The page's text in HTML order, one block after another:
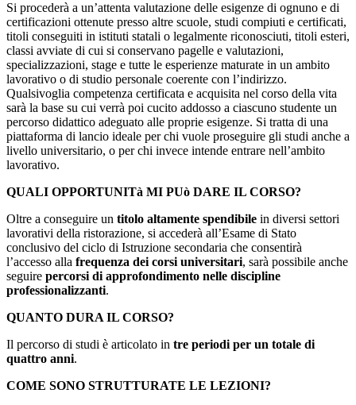
Si procederà a un’attenta valutazione delle esigenze di ognuno e di
certificazioni ottenute presso altre scuole, studi compiuti e certificati,
titoli conseguiti in istituti statali o legalmente riconosciuti, titoli esteri,
classi avviate di cui si conservano pagelle e valutazioni,
specializzazioni, stage e tutte le esperienze maturate in un ambito
lavorativo o di studio personale coerente con l’indirizzo.
Qualsivoglia competenza certificata e acquisita nel corso della vita
sarà la base su cui verrà poi cucito addosso a ciascuno studente un
percorso didattico adeguato alle proprie esigenze. Si tratta di una
piattaforma di lancio ideale per chi vuole proseguire gli studi anche a
livello universitario, o per chi invece intende entrare nell’ambito
lavorativo.
QUALI OPPORTUNITà MI PUò DARE IL CORSO?
Oltre a conseguire un titolo altamente spendibile in diversi settori
lavorativi della ristorazione, si accederà all’Esame di Stato
conclusivo del ciclo di Istruzione secondaria che consentirà
l’accesso alla frequenza dei corsi universitari, sarà possibile anche
seguire percorsi di approfondimento nelle discipline
professionalizzanti.
QUANTO DURA IL CORSO?
Il percorso di studi è articolato in tre periodi per un totale di
quattro anni.
COME SONO STRUTTURATE LE LEZIONI?